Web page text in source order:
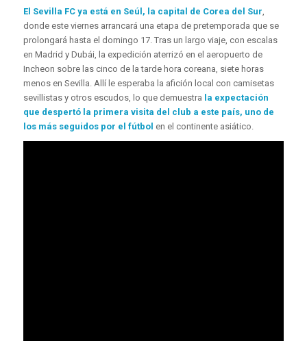
El Sevilla FC ya está en Seúl, la capital de Corea del Sur,
donde este viernes arrancará una etapa de pretemporada que se
prolongará hasta el domingo 17. Tras un largo viaje, con escalas
en Madrid y Dubái, la expedición aterrizó en el aeropuerto de
Incheon sobre las cinco de la tarde hora coreana, siete horas
menos en Sevilla. Allí le esperaba la afición local con camisetas
sevillistas y otros escudos, lo que demuestra la expectación
que despertó la primera visita del club a este país, uno de
los más seguidos por el fútbol en el continente asiático.